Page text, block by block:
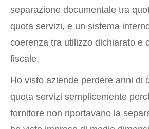
separazione documentale tra
quota servizi, e un sistema
coerenza tra utilizzo dichiarato e
fiscale.
Ho visto aziende perdere anni di
quota servizi semplicemente
fornitore non riportavano la